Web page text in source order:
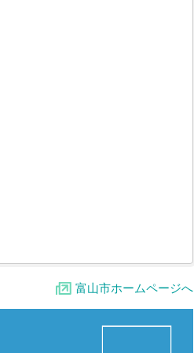
富山市ホームページへ